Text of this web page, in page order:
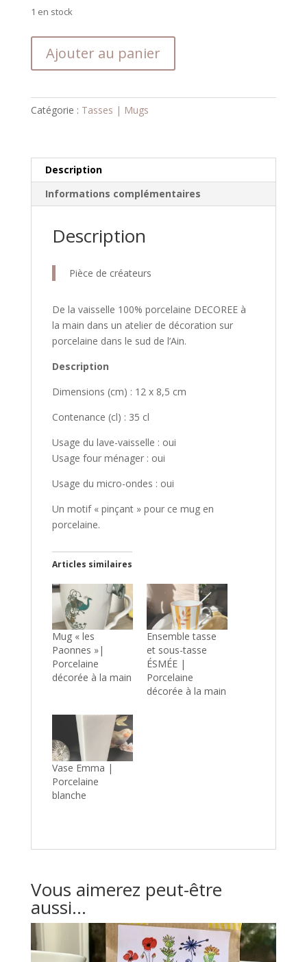
1 en stock
Mug
pince
Porcelaine
décorée
Ajouter au panier
Catégorie : Tasses | Mugs
Description
Informations complémentaires
Description
Pièce de créateurs
De la vaisselle 100% porcelaine DECOREE à
la main dans un atelier de décoration sur
porcelaine dans le sud de l’Ain.
Description
Dimensions (cm) : 12 x 8,5 cm
Contenance (cl) : 35 cl
Usage du lave-vaisselle : oui
Usage four ménager : oui
Usage du micro-ondes : oui
Un motif « pinçant » pour ce mug en
porcelaine.
Articles similaires
Mug « les
Paonnes »|
Porcelaine
décorée à la main
Ensemble tasse
et sous-tasse
ÉSMÉE |
Porcelaine
décorée à la main
Vase Emma |
Porcelaine
blanche
Vous aimerez peut-être
aussi…